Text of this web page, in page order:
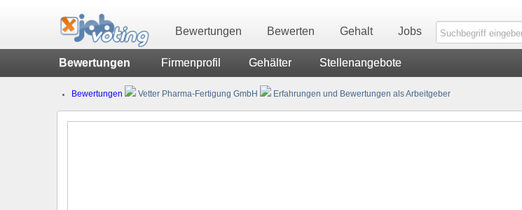
Bewertungen Bewerten Gehalt Jobs
Bewertungen Firmenprofil Gehälter Stellenangebote
Bewertungen Vetter Pharma-Fertigung GmbH Erfahrungen und Bewertungen als Arbeitgeber